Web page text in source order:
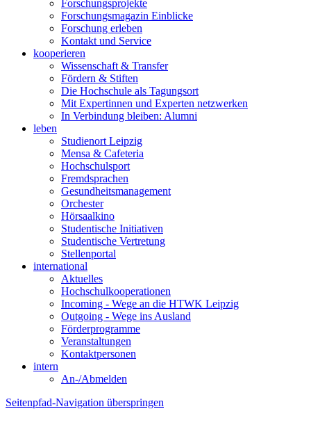
Forschungsprojekte
Forschungsmagazin Einblicke
Forschung erleben
Kontakt und Service
kooperieren
Wissenschaft & Transfer
Fördern & Stiften
Die Hochschule als Tagungsort
Mit Expertinnen und Experten netzwerken
In Verbindung bleiben: Alumni
leben
Studienort Leipzig
Mensa & Cafeteria
Hochschulsport
Fremdsprachen
Gesundheitsmanagement
Orchester
Hörsaalkino
Studentische Initiativen
Studentische Vertretung
Stellenportal
international
Aktuelles
Hochschulkooperationen
Incoming - Wege an die HTWK Leipzig
Outgoing - Wege ins Ausland
Förderprogramme
Veranstaltungen
Kontaktpersonen
intern
An-/Abmelden
Seitenpfad-Navigation überspringen